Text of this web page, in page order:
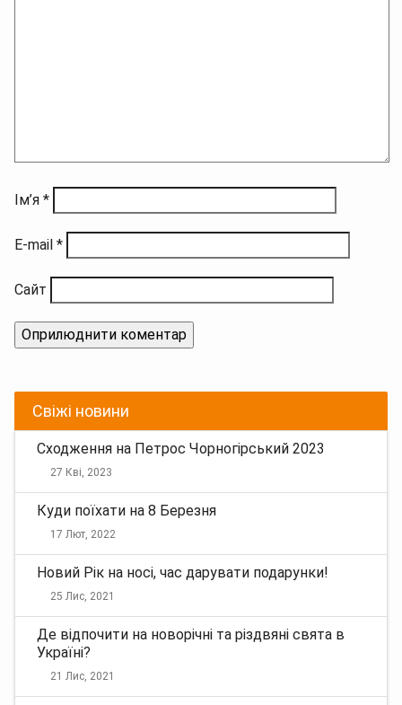
Ім’я *
E-mail *
Сайт
Свіжі новини
Сходження на Петрос Чорногірський 2023
27 Кві, 2023
Куди поїхати на 8 Березня
17 Лют, 2022
Новий Рік на носі, час дарувати подарунки!
25 Лис, 2021
Де відпочити на новорічні та різдвяні свята в
Україні?
21 Лис, 2021